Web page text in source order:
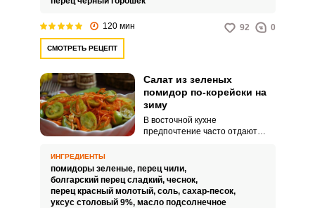
120 мин 92 0
СМОТРЕТЬ РЕЦЕПТ
Салат из зеленых
помидор по-корейски на
зиму
В восточной кухне
предпочтение часто отдают
редко стараются перенять
такие рецепты и применить их
на обычных в наших местах
продуктах.
ИНГРЕДИЕНТЫ
помидоры зеленые, перец чили,
болгарский перец сладкий, чеснок,
перец красный молотый, соль, сахар-песок,
уксус столовый 9%, масло подсолнечное